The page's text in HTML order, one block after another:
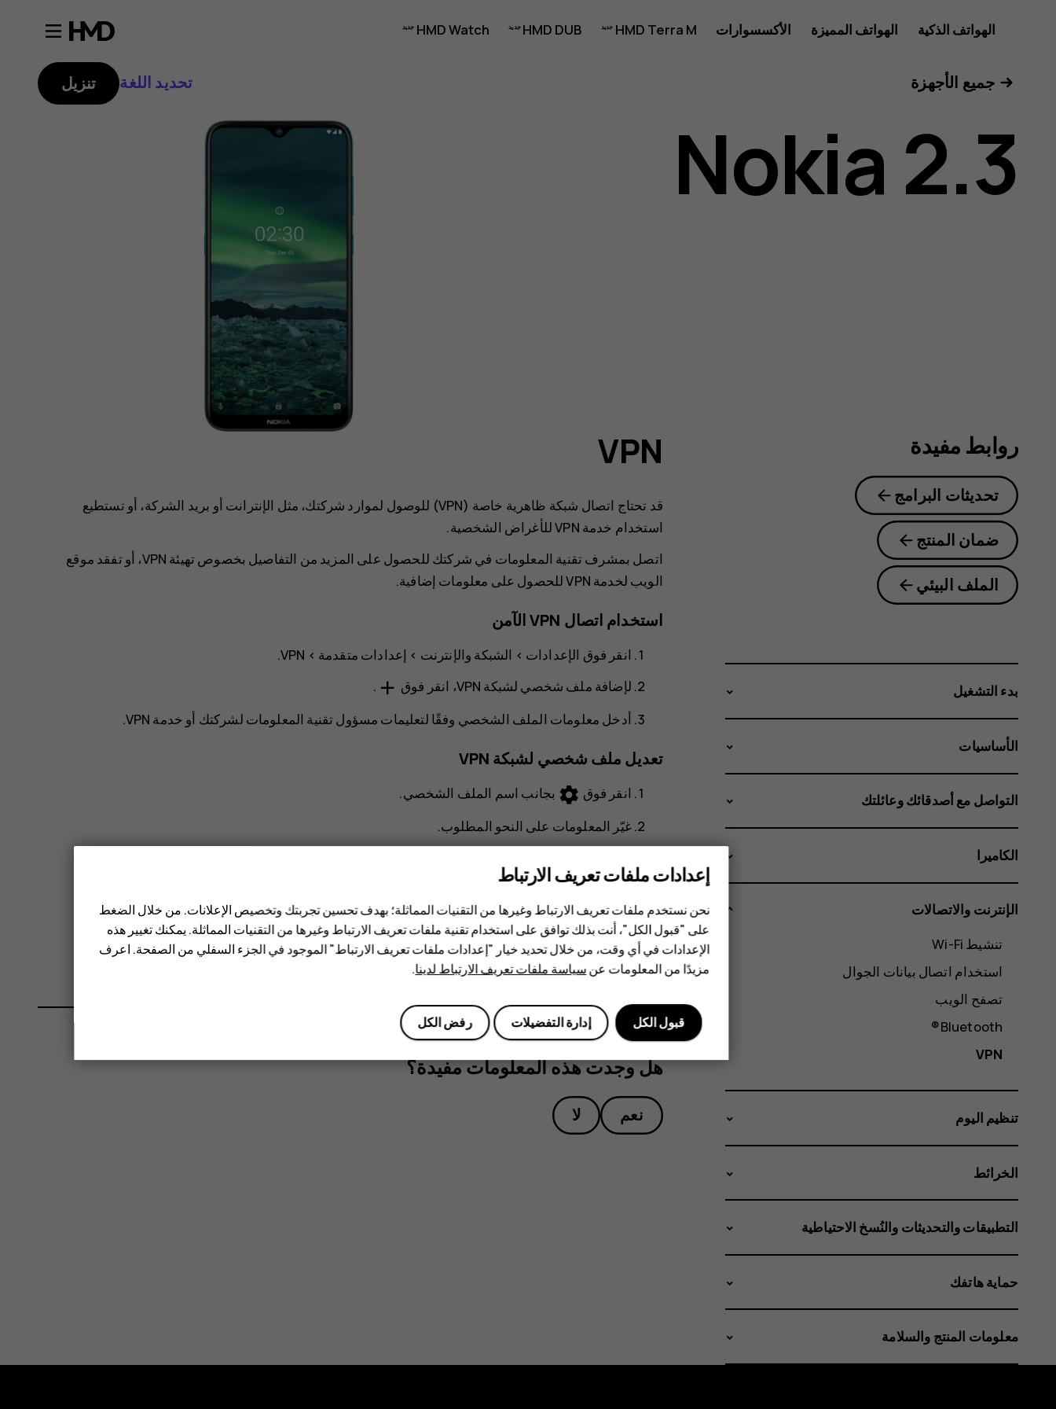
دليل
مستخدم
هاتف
الهواتف الذكية الهواتف المميزة الأكسسوارات HMD Terra M
HMD DUB
HMD Watch
جميع الأجهزة تحديد اللغة تنزيل
Nokia 2.3
VPN
قد تحتاج اتصال شبكة ظاهرية خاصة (VPN) للوصول لموارد شركتك، مثل الإنترانت أو بريد الشركة، أو تستطيع
استخدام خدمة VPN للأغراض الشخصية.
اتصل بمشرف تقنية المعلومات في شركتك للحصول على المزيد من التفاصيل بخصوص تهيئة VPN، أو تفقد موقع
الويب لخدمة VPN للحصول على معلومات إضافية.
استخدام اتصال VPN الآمن
انقر فوق الإعدادات‏‎ > الشبكة والإنترنت > إعدادات متقدمة >
VPN
.
لإضافة ملف شخصي لشبكة VPN، انقر فوق
add
.
أدخل معلومات الملف الشخصي وفقًا لتعليمات مسؤول تقنية المعلومات لشركتك أو خدمة VPN.
تعديل ملف شخصي لشبكة VPN
انقر فوق settings بجانب اسم الملف الشخصي.
غيّر المعلومات على النحو المطلوب.
حذف الملف الشخصي لشبكة VPN
settings
انقر فوقنسيان VPN .
هل وجدت هذه المعلومات مفيدة؟
نعم لا
روابط مفيدة
تحديثات البرامج
ضمان المنتج
الملف البيئي
بدء التشغيل
الأساسيات
التواصل مع أصدقائك وعائلتك
الكاميرا
الإنترنت والاتصالات
تنشيط Wi-Fi
استخدام اتصال بيانات الجوال
تصفح الويب
Bluetooth®
VPN
تنظيم اليوم
الخرائط
التطبيقات والتحديثات والنُسخ الاحتياطية
حماية هاتفك
معلومات المنتج والسلامة
إعدادات ملفات تعريف الارتباط
نحن نستخدم ملفات تعريف الارتباط وغيرها من التقنيات المماثلة؛ بهدف تحسين تجربتك وتخصيص الإعلانات. من خلال الضغط
على "قبول الكل"، أنت بذلك توافق على استخدام تقنية ملفات تعريف الارتباط وغيرها من التقنيات المماثلة. يمكنك تغيير هذه
الإعدادات في أي وقت، من خلال تحديد خيار "إعدادات ملفات تعريف الارتباط" الموجود في الجزء السفلي من الصفحة. اعرف
مزيدًا من المعلومات عنسياسة ملفات تعريف الارتباط لدينا.
رفض الكل إدارة التفضيلات قبول الكل